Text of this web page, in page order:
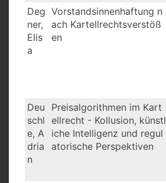
Deg
ner,
Elis
a
Vorstandsinnenhaftung n
ach Kartellrechtsverstöß
en
Deu
schl
e, A
dria
n
Preisalgorithmen im Kart
ellrecht - Kollusion, künstl
iche Intelligenz und regul
atorische Perspektiven